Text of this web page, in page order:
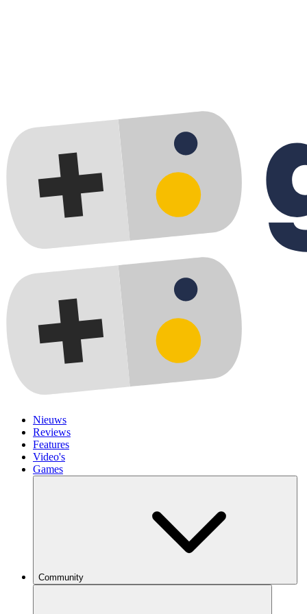
Nieuws
Reviews
Features
Video's
Games
Community